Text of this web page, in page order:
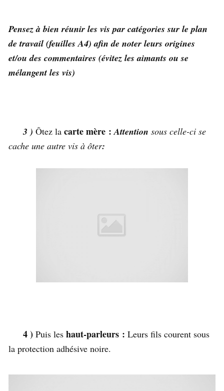
Pensez à bien réunir les vis par catégories sur le plan
de travail (feuilles A4) afin de noter leurs origines
et/ou des commentaires (évitez les aimants ou se
mélangent les vis)
3 ) Ôtez la carte mère : Attention sous celle-ci se
cache une autre vis à ôter:
4 ) Puis les haut-parleurs : Leurs fils courent sous
la protection adhésive noire.